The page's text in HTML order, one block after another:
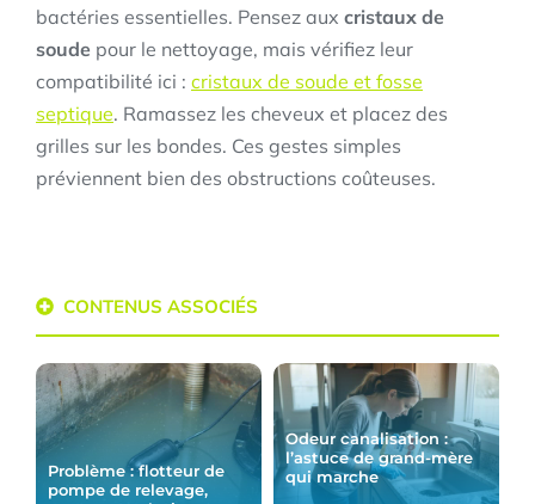
bactéries essentielles. Pensez aux cristaux de
soude pour le nettoyage, mais vérifiez leur
compatibilité ici : cristaux de soude et fosse
septique. Ramassez les cheveux et placez des
grilles sur les bondes. Ces gestes simples
préviennent bien des obstructions coûteuses.
CONTENUS ASSOCIÉS
Problème : flotteur de
pompe de relevage,
Odeur canalisation :
l’astuce de grand-mère
qui marche